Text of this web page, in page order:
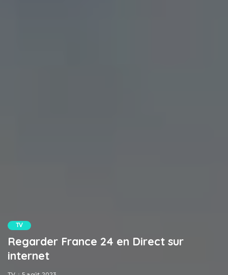
TV
Regarder France 24 en Direct sur
internet